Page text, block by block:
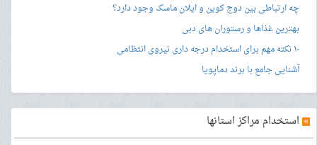
چه ارتباطی بین دوج کوین و ایلان ماسک وجود دارد؟
بهترین غذاها و رستوران های دبی
۱۰ نکته مهم برای استخدام درجه داری نیروی انتظامی
آشنایی جامع با برند دماپویا
» استخدام مراکز استانها